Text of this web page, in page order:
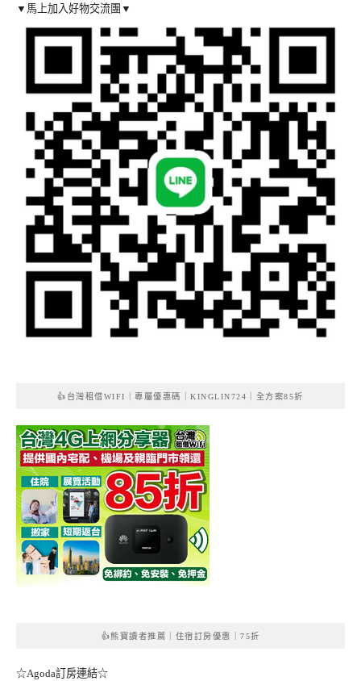
▼馬上加入好物交流團▼
👍台灣租借WIFI｜專屬優惠碼｜KINGLIN724｜全方案85折
👍熊寶讀者推薦｜住宿訂房優惠｜75折
☆Agoda訂房連結☆